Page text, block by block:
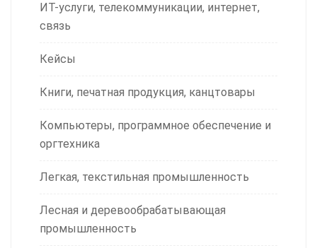
ИТ-услуги, телекоммуникации, интернет,
связь
Кейсы
Книги, печатная продукция, канцтовары
Компьютеры, программное обеспечение и
оргтехника
Легкая, текстильная промышленность
Лесная и деревообрабатывающая
промышленность